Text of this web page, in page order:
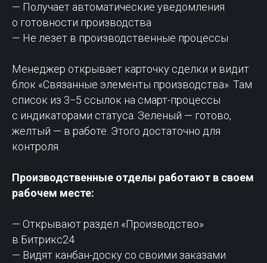
— Получает автоматические уведомления
о готовности производства
— Не лезет в производственные процессы
Менеджер открывает карточку сделки и видит
блок «Связанные элементы производства». Там
список из 3−5 ссылок на смарт-процессы
с индикаторами статуса. Зеленый — готово,
желтый — в работе. Этого достаточно для
контроля.
Производственные отделы работают в своем
рабочем месте:
— Открывают раздел «Производство»
в Битрикс24
— Видят канбан-доску со своими заказами